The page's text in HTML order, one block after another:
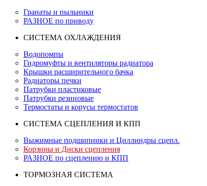
Гранаты и пыльники
РАЗНОЕ по приводу
СИСТЕМА ОХЛАЖДЕНИЯ
Водопомпы
Гидромуфты и вентиляторы радиатора
Крышки расширительного бачка
Радиаторы печки
Патрубки пластиковые
Патрубки резиновые
Термостаты и корусы термостатов
СИСТЕМА СЦЕПЛЕНИЯ И КПП
Выжимные подшипники и Циллиндры сцепл.
Корзины и Диски сцепления
РАЗНОЕ по сцеплению и КПП
ТОРМОЗНАЯ СИСТЕМА